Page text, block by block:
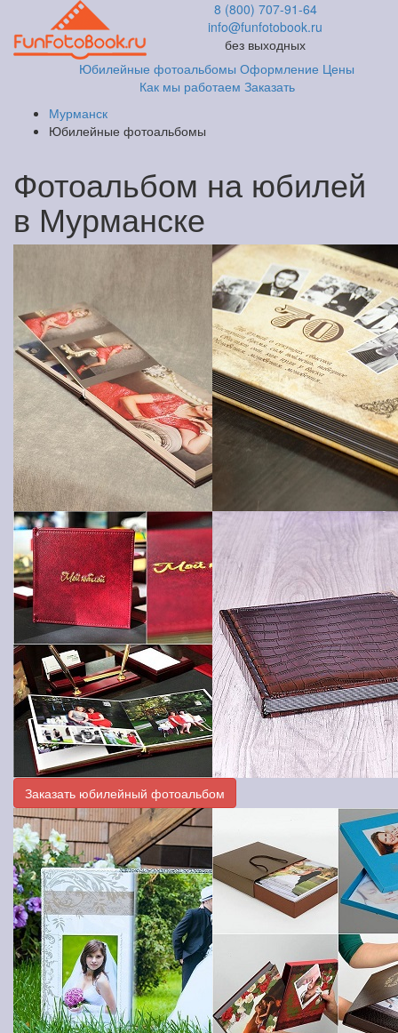
8 (800) 707-91-64
info@funfotobook.ru
без выходных
Юбилейные фотоальбомы Оформление Цены
Как мы работаем Заказать
Мурманск
Юбилейные фотоальбомы
Фотоальбом на юбилей
в Мурманске
Заказать юбилейный фотоальбом